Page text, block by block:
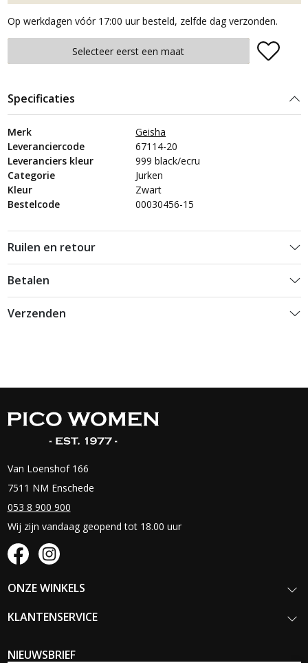
Op werkdagen vóór 17:00 uur besteld, zelfde dag verzonden.
Plaats in winkelmand
Selecteer eerst een maat
Specificaties
Merk
Geisha
Leveranciercode
67114-20
Leveranciers kleur
999 black/ecru
Categorie
Jurken
Kleur
Zwart
Bestelcode
00030456-15
Ruilen en retour
Betalen
Verzenden
Van Loenshof 166
7511 NM Enschede
053 8 900 900
Wij zijn vandaag geopend tot 18.00 uur
ONZE WINKELS
KLANTENSERVICE
NIEUWSBRIEF